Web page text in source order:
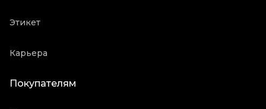
Этикет
Карьера
Покупателям